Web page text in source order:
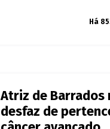
Há
Atriz de Barrados
desfaz de